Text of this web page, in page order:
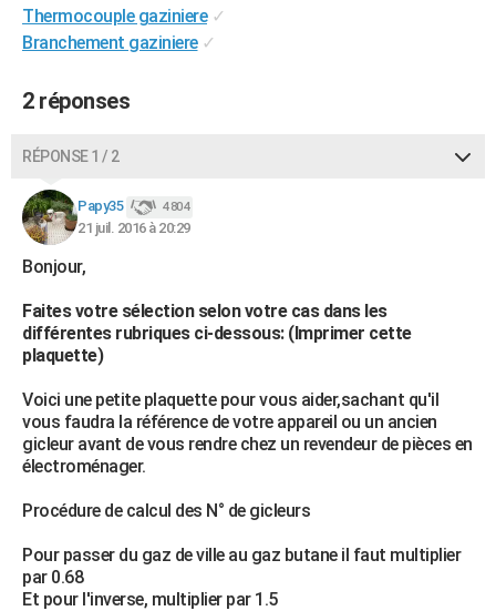
Destinations
City break
Voyage nature
Voyage de noces
Forum
Climat
+PHOTO
BONS PLANS
CARTE DE VOEUX
Carte de Noël
Carte Bonne année
Carte Saint-Valentin
Carte Pâques
Carte d'anniversaire
DICTIONNAIRE
Dictionnaire
Biographies
Citations
Expressions
Proverbes
S'inscrire
Se connecter
Lycées
Collèges
Primaires
Universités
Entreprises
Service militaire
Avis de recherche
AVIS DE DÉCÈS
Bricolage
Lifestyle
Culture
Sport
Auto
Television
Voyage
Cinema
Thermocouple gaziniere ✓
Branchement gaziniere ✓
2 réponses
RÉPONSE 1 / 2
Papy35 4 804
21 juil. 2016 à 20:29
Bonjour,
Faites votre sélection selon votre cas dans les
différentes rubriques ci-dessous: (Imprimer cette
plaquette)
Voici une petite plaquette pour vous aider,sachant qu'il
vous faudra la référence de votre appareil ou un ancien
gicleur avant de vous rendre chez un revendeur de pièces en
électroménager.
Procédure de calcul des N° de gicleurs
Pour passer du gaz de ville au gaz butane il faut multiplier
par 0.68
Et pour l'inverse, multiplier par 1.5